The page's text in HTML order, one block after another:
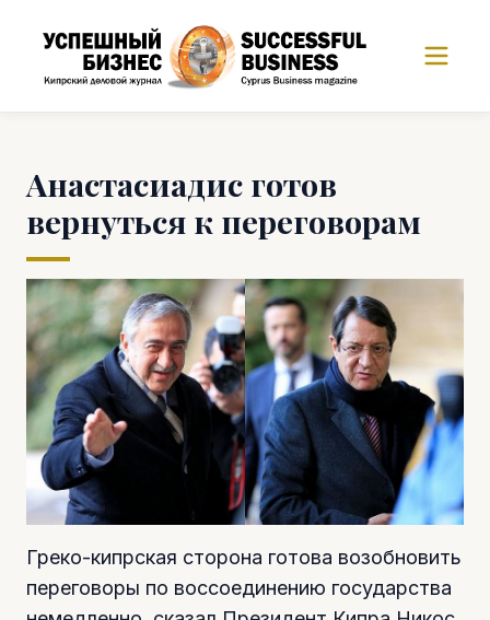
Анастасиадис готов
вернуться к переговорам
Греко-кипрская сторона готова возобновить
переговоры по воссоединению государства